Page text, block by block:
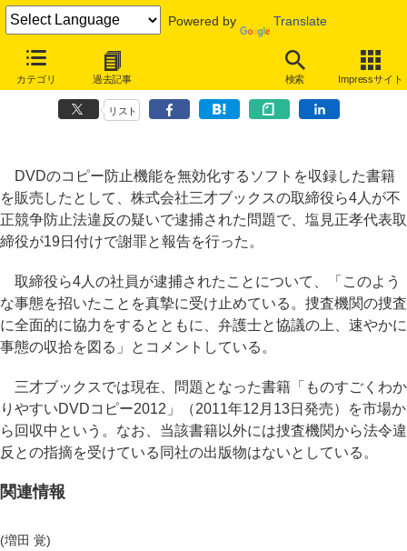
Powered by Translate
カテゴリ 過去記事 検索 Impressサイト
三才ブックス、昨年末発売のDVD複製ソフト付き書籍回収、他は違反
の指摘なし
リスト
DVDのコピー防止機能を無効化するソフトを収録した書籍
を販売したとして、株式会社三才ブックスの取締役ら4人が不
正競争防止法違反の疑いで逮捕された問題で、塩見正孝代表取
締役が19日付けで謝罪と報告を行った。
取締役ら4人の社員が逮捕されたことについて、「このよう
な事態を招いたことを真摯に受け止めている。捜査機関の捜査
に全面的に協力をするとともに、弁護士と協議の上、速やかに
事態の収拾を図る」とコメントしている。
三才ブックスでは現在、問題となった書籍「ものすごくわか
りやすいDVDコピー2012」（2011年12月13日発売）を市場か
ら回収中という。なお、当該書籍以外には捜査機関から法令違
反との指摘を受けている同社の出版物はないとしている。
関連情報
(増田 覚)